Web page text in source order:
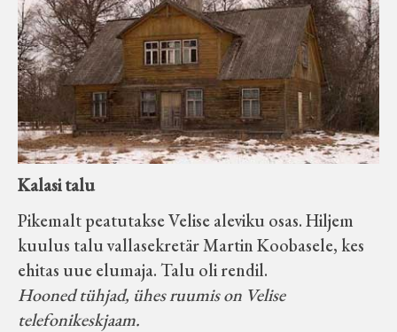
Kalasi talu
Pikemalt peatutakse Velise aleviku osas. Hiljem
kuulus talu vallasekretär Martin Koobasele, kes
ehitas uue elumaja. Talu oli rendil.
Hooned tühjad, ühes ruumis on Velise
telefonikeskjaam.